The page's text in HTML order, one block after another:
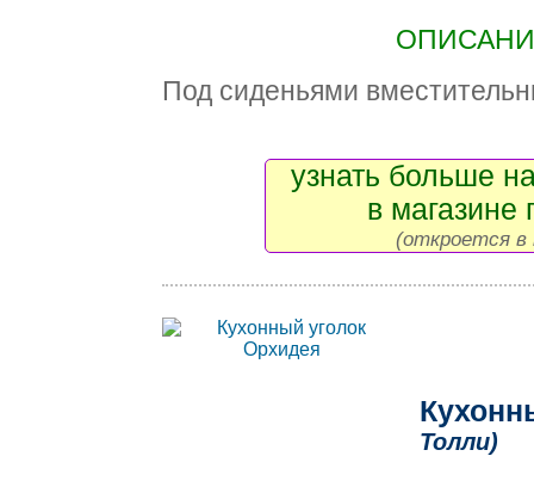
Под сиденьями
узнать больше
в магазине
(откроется в
Толли)